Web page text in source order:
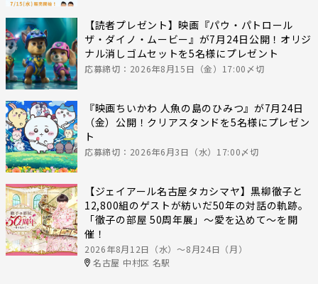
【読者プレゼント】映画『パウ・パトロール
ザ・ダイノ・ムービー』が7月24日公開！オリジ
ナル消しゴムセットを5名様にプレゼント
応募締切：2026年8月15日（金）17:00〆切
『映画ちいかわ 人魚の島のひみつ』が7月24日
（金）公開！クリアスタンドを5名様にプレゼン
ト
応募締切：2026年6月3日（水）17:00〆切
【ジェイアール名古屋タカシマヤ】黒柳徹子と
12,800組のゲストが紡いだ50年の対話の軌跡。
「徹子の部屋 50周年展」～愛を込めて～を開
催！
2026年8月12日（水）〜8月24日（月）
名古屋 中村区 名駅